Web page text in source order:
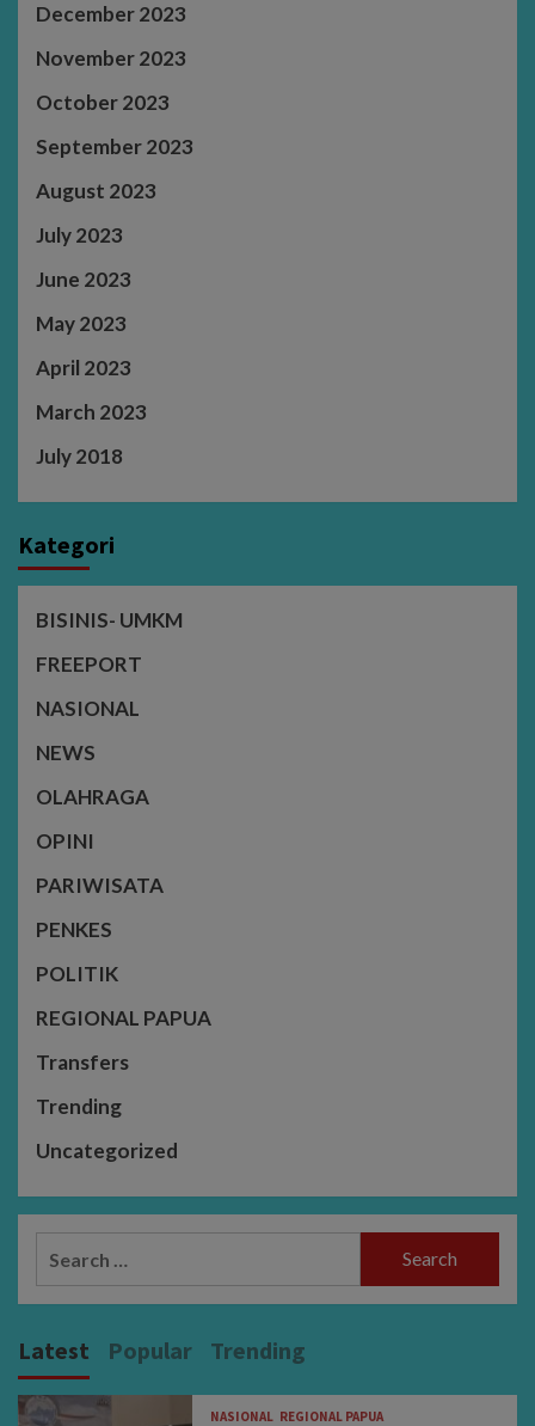
December 2023
November 2023
October 2023
September 2023
August 2023
July 2023
June 2023
May 2023
April 2023
March 2023
July 2018
Kategori
BISINIS- UMKM
FREEPORT
NASIONAL
NEWS
OLAHRAGA
OPINI
PARIWISATA
PENKES
POLITIK
REGIONAL PAPUA
Transfers
Trending
Uncategorized
Latest Popular Trending
NASIONAL REGIONAL PAPUA